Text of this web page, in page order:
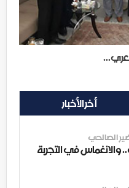
أخر الأخبار
الصالحي
والانغماس في التجربة